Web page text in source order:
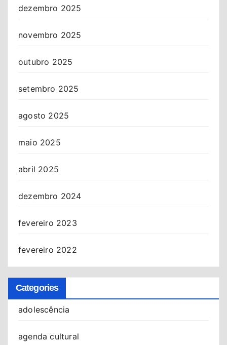
dezembro 2025
novembro 2025
outubro 2025
setembro 2025
agosto 2025
maio 2025
abril 2025
dezembro 2024
fevereiro 2023
fevereiro 2022
Categories
adolescência
agenda cultural